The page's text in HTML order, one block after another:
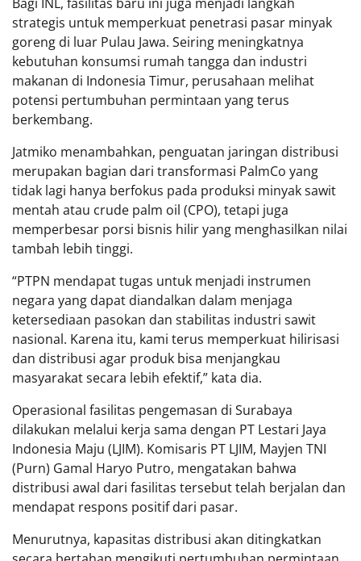
strategis untuk memperkuat penetrasi pasar minyak
goreng di luar Pulau Jawa. Seiring meningkatnya
kebutuhan konsumsi rumah tangga dan industri
makanan di Indonesia Timur, perusahaan melihat
potensi pertumbuhan permintaan yang terus
berkembang.
Jatmiko menambahkan, penguatan jaringan distribusi
merupakan bagian dari transformasi PalmCo yang
tidak lagi hanya berfokus pada produksi minyak sawit
mentah atau crude palm oil (CPO), tetapi juga
memperbesar porsi bisnis hilir yang menghasilkan nilai
tambah lebih tinggi.
“PTPN mendapat tugas untuk menjadi instrumen
negara yang dapat diandalkan dalam menjaga
ketersediaan pasokan dan stabilitas industri sawit
nasional. Karena itu, kami terus memperkuat hilirisasi
dan distribusi agar produk bisa menjangkau
masyarakat secara lebih efektif,” kata dia.
Operasional fasilitas pengemasan di Surabaya
dilakukan melalui kerja sama dengan PT Lestari Jaya
Indonesia Maju (LJIM). Komisaris PT LJIM, Mayjen TNI
(Purn) Gamal Haryo Putro, mengatakan bahwa
distribusi awal dari fasilitas tersebut telah berjalan dan
mendapat respons positif dari pasar.
Menurutnya, kapasitas distribusi akan ditingkatkan